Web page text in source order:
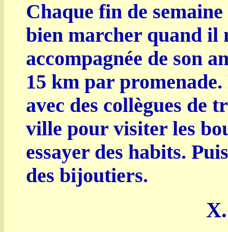
Chaque fin de
bien marcher quand il
accompagnée de son
15 km par
avec des collègues de
ville pour visiter les
essayer des habits.
des bijoutiers.